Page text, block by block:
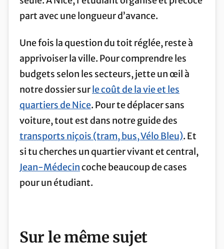
part avec une longueur d’avance.
Une fois la question du toit réglée, reste à
apprivoiser la ville. Pour comprendre les
budgets selon les secteurs, jette un œil à
notre dossier surle coût de la vie et les
quartiers de Nice. Pour te déplacer sans
voiture, tout est dans notre guide des
transports niçois (tram, bus, Vélo Bleu). Et
si tu cherches un quartier vivant et central,
Jean-Médecincoche beaucoup de cases
pour un étudiant.
Sur le même sujet